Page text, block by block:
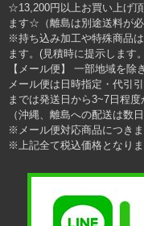
☆13,200円以上お買い上げ
ます☆（離島は別途送料が必
※持ち込み加工や特殊商品
ます。(見積時に提示します
【メール便】 一部地域を除
メール便は日時指定・代引
までは発送日から3~7日程
（沖縄、離島への配送は数
※メール便対応商品につき
※上記全て税込価格となりま